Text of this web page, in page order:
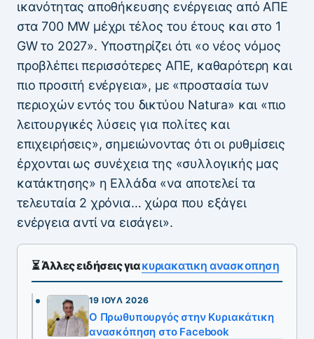
ικανότητας αποθήκευσης ενέργειας από ΑΠΕ
στα 700 MW μέχρι τέλος του έτους και στο 1
GW το 2027». Υποστηρίζει ότι «ο νέος νόμος
προβλέπει περισσότερες ΑΠΕ, καθαρότερη και
πιο προσιτή ενέργεια», με «προστασία των
περιοχών εντός του δικτύου Natura» και «πιο
λειτουργικές λύσεις για πολίτες και
επιχειρήσεις», σημειώνοντας ότι οι ρυθμίσεις
έρχονται ως συνέχεια της «συλλογικής μας
κατάκτησης» η Ελλάδα «να αποτελεί τα
τελευταία 2 χρόνια… χώρα που εξάγει
ενέργεια αντί να εισάγει».
⏳ Άλλες ειδήσεις γιακυριακατικη ανασκοπηση
19 ΙΟΎΛ 2026
Ο Πρωθυπουργός στην Κυριακάτικη
ανασκόπηση στο Facebook